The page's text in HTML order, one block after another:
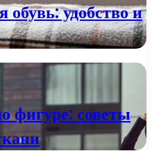
удобство и
фигуре: советы